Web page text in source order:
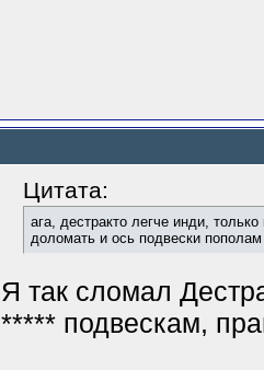
Цитата:
ага, дестракто легче инди,
доломать и ось подвески пополам
Я так сломал
***** подвескам,